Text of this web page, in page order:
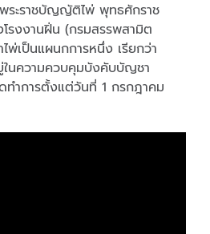
ระราชบัญญัติไพ่ พุทธศักราช
รงงานฝิ่น (กรมสรรพสามิต
พ่เป็นแผนกการหนึ่ง เรียกว่า
ในความควบคุมบังคับบัญชา
ทำการตั้งแต่วันที่ 1 กรกฎาคม